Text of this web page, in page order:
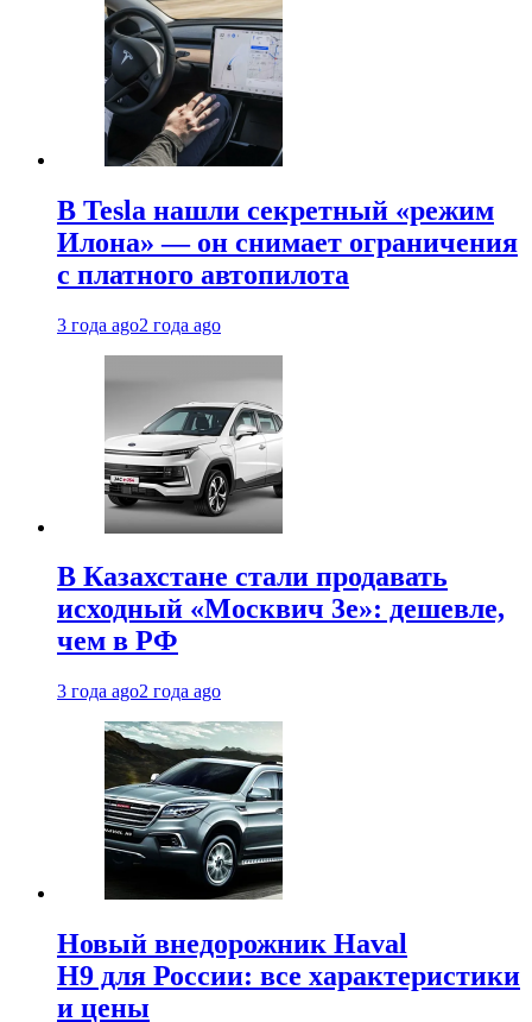
В Tesla нашли секретный «режим
Илона» — он снимает ограничения
с платного автопилота
3 года ago2 года ago
В Казахстане стали продавать
исходный «Москвич 3e»: дешевле,
чем в РФ
3 года ago2 года ago
Новый внедорожник Haval
H9 для России: все характеристики
и цены